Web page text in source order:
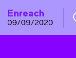
Enreach
09/09/2020